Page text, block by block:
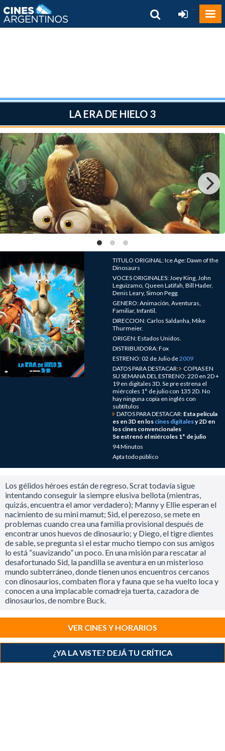
LA ERA DE HIELO 3
TITULO ORIGINAL: Ice Age: Dawn of the
Dinosaurs
VOCES ORIGINALES: Joey King, John
Leguizamo, Queen Latifah, Bill Hader,
Denis Leary, Simon Pegg.
GENERO: Animación, Aventuras,
Familiar, Infantil.
DIRECCION: Carlos Saldanha, Mike
Thurmeier.
ORIGEN: Estados Unidos.
DISTRIBUIDORA: Fox
ESTRENO: 02 de Julio de2009
DATOS PARA DESTACAR:
COPIAS EN
SU SEMANA DEL ESTRENO: 220 en 2D +
19 en digitales 3D. Se pre estrena el
miércoles 1° de julio con 135 2D. No
hay ninguna copia en inglés con
subtítulos
DATOS PARA DESTACAR: Esta película
es en 3D en los cines digitalesy 2D en
los cines convencionales
Se estrenó el miércoles 1° de julio
94 Minutos
Apta todo público
Los gélidos héroes están de regreso. Scrat todavía sigue
intentando conseguir la siempre elusiva bellota (mientras,
quizás, encuentra el amor verdadero); Manny y Ellie esperan el
nacimiento de su mini mamut; Sid, el perezoso, se mete en
problemas cuando crea una familia provisional después de
encontrar unos huevos de dinosaurio; y Diego, el tigre dientes
de sable, se pregunta si el estar mucho tiempo con sus amigos
lo está “suavizando” un poco. En una misión para rescatar al
desafortunado Sid, la pandilla se aventura en un misterioso
mundo subterráneo, donde tienen unos encuentros cercanos
con dinosaurios, combaten flora y fauna que se ha vuelto loca y
conocen a una implacable comadreja tuerta, cazadora de
dinosaurios, de nombre Buck.
VER CINES Y HORARIOS
¿YA LA VISTE? DEJÁ TU CRÍTICA